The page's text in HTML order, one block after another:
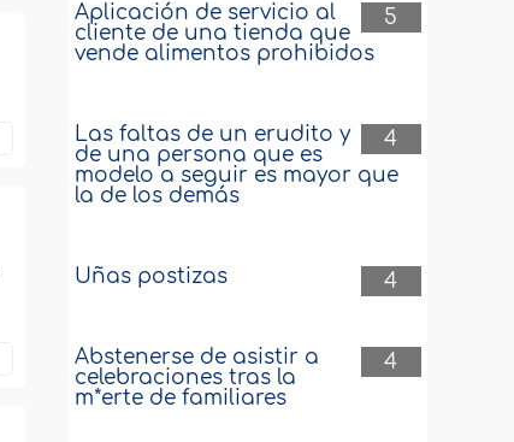
5
Aplicación de servicio al
cliente de una tienda que
vende alimentos prohibidos
4
Las faltas de un erudito y
de una persona que es
modelo a seguir es mayor que
la de los demás
4
Uñas postizas
4
Abstenerse de asistir a
celebraciones tras la
m*erte de familiares